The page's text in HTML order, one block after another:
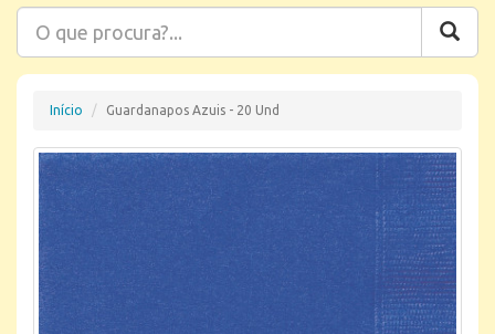
Início Guardanapos Azuis - 20 Und